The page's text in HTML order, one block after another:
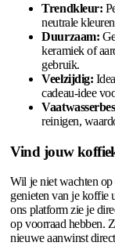
Trendkleur:
neutrale
Duurzaam:
keramiek of
gebruik.
Veelzijdig:
cadeau-idee
reinigen,
Vind jouw
Wil je niet wachten op
genieten van je koffie
ons platform zie je
op voorraad hebben.
nieuwe aanwinst